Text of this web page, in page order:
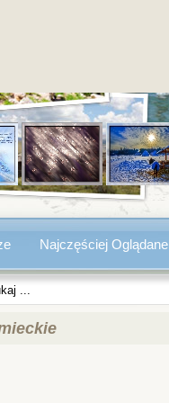
Najczęściej Oglądane